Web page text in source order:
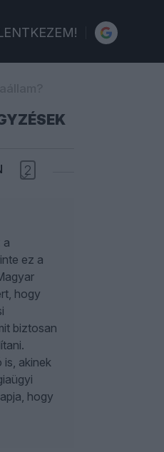
2
a
ez a
hogy
biztosan
is, akinek
hogy